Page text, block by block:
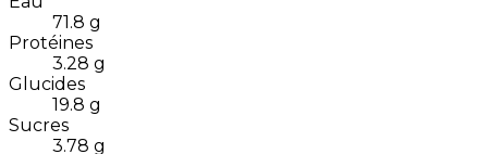
71.8 g
Protéines
3.28 g
Glucides
19.8 g
Sucres
3.78 g